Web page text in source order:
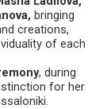
bringing
creations,
of each
, during
for her